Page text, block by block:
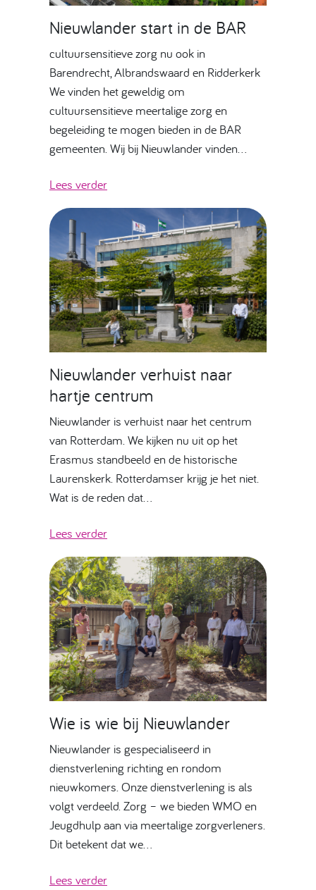
Nieuwlander start in de BAR
cultuursensitieve zorg nu ook in
Barendrecht, Albrandswaard en Ridderkerk
We vinden het geweldig om
cultuursensitieve meertalige zorg en
begeleiding te mogen bieden in de BAR
gemeenten. Wij bij Nieuwlander vinden…
Lees verder
Nieuwlander verhuist naar
hartje centrum
Nieuwlander is verhuist naar het centrum
van Rotterdam. We kijken nu uit op het
Erasmus standbeeld en de historische
Laurenskerk. Rotterdamser krijg je het niet.
Wat is de reden dat…
Lees verder
Wie is wie bij Nieuwlander
Nieuwlander is gespecialiseerd in
dienstverlening richting en rondom
nieuwkomers. Onze dienstverlening is als
volgt verdeeld. Zorg – we bieden WMO en
Jeugdhulp aan via meertalige zorgverleners.
Dit betekent dat we…
Lees verder